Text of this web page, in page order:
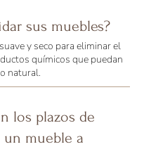
sus muebles?
y seco para eliminar el
químicos que puedan
natural.
los plazos de
un mueble a